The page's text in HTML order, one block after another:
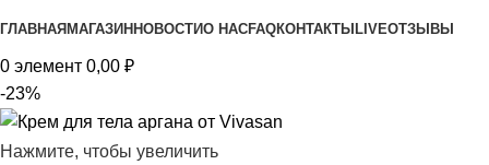
ГЛАВНАЯ МАГАЗИН НОВОСТИО НАСFAQКОНТАКТЫ LIVEОТЗЫВЫ
0 элемент 0,00 ₽
-23%
Нажмите, чтобы увеличить